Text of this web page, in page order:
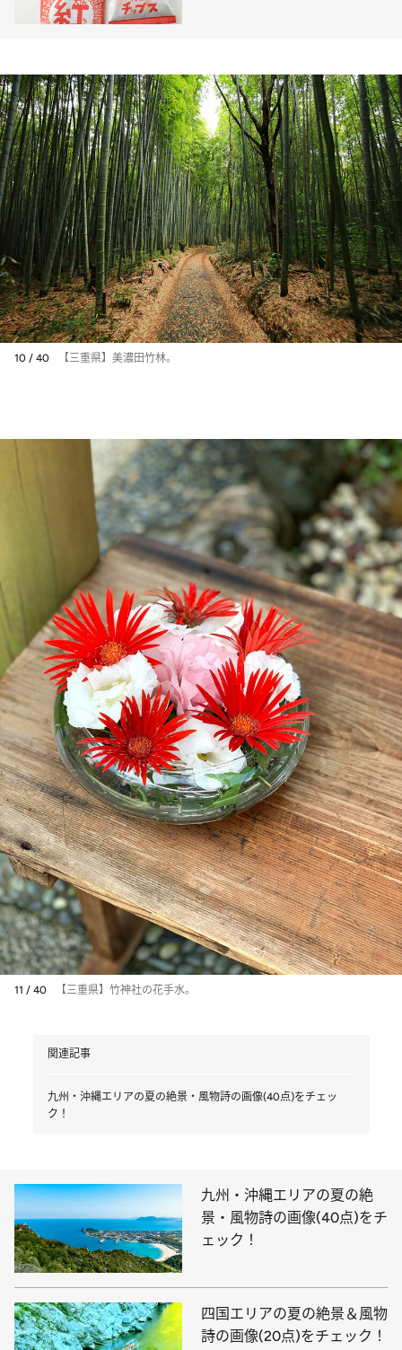
10 / 40 【三重県】美濃田竹林。
11 / 40 【三重県】竹神社の花手水。
関連記事
九州・沖縄エリアの夏の絶景・風物詩の画像(40点)をチェッ
ク！
九州・沖縄エリアの夏の絶
景・風物詩の画像(40点)をチ
ェック！
四国エリアの夏の絶景＆風物
詩の画像(20点)をチェック！